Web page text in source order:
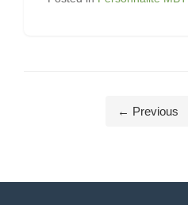
← Previous